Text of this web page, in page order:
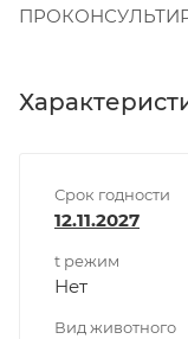
Срок годности
12.11.2027
t режим
Нет
Вид животного